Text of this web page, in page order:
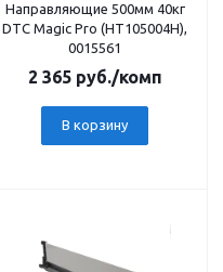
Направляющие 500мм 40кг
DTC Magic Pro (НТ105004Н),
0015561
2 365руб./комп
В корзину